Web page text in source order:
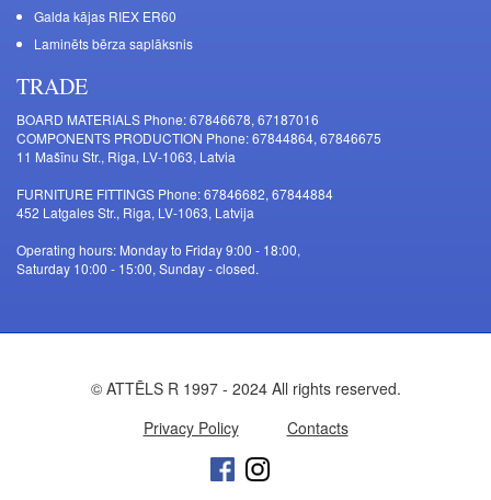
Galda kājas RIEX ER60
Laminēts bērza saplāksnis
TRADE
BOARD MATERIALS Phone: 67846678, 67187016
COMPONENTS PRODUCTION Phone: 67844864, 67846675
11 Mašīnu Str., Riga, LV-1063, Latvia
FURNITURE FITTINGS Phone: 67846682, 67844884
452 Latgales Str., Riga, LV-1063, Latvija
Operating hours: Monday to Friday 9:00 - 18:00,
Saturday 10:00 - 15:00, Sunday - closed.
© ATTĒLS R 1997 - 2024 All rights reserved.
Privacy Policy
Contacts